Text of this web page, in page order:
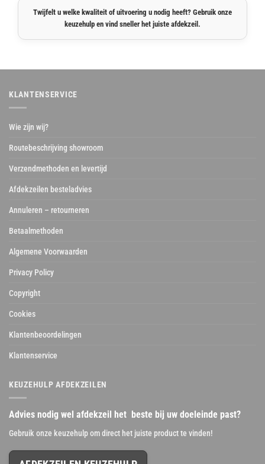
Twijfelt u welke kwaliteit of uitvoering u nodig heeft? Gebruik onze
keuzehulp en vind sneller het juiste afdekzeil.
KLANTENSERVICE
Wie zijn wij?
Routebeschrijving showroom
Verzendmethoden en levertijd
Afdekzeilen besteladvies
Annuleren – retourneren
Betaalmethoden
Algemene Voorwaarden
Privacy Policy
Copyright
Cookies
Klantenbeoordelingen
Klantenservice
KEUZEHULP AFDEKZEILEN
Advies nodig wel afdekzeil het beste bij uw doeleinde past?
Gebruik onze keuzehulp om direct het juiste product te vinden!